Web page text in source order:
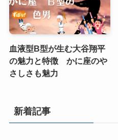
血液型B型が生む大谷翔平
の魅力と特徴 かに座のや
さしさも魅力
新着記事